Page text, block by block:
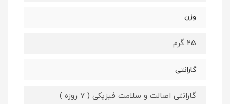
وزن
25 گرم
گارانتی
گارانتی اصالت و سلامت فیزیکی ( 7 روزه )